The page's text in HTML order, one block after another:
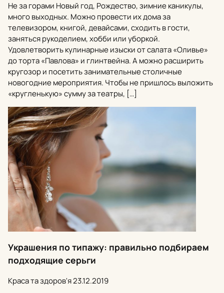
Не за горами Новый год, Рождество, зимние каникулы,
много выходных. Можно провести их дома за
телевизором, книгой, девайсами, сходить в гости,
заняться рукоделием, хобби или уборкой.
Удовлетворить кулинарные изыски от салата «Оливье»
до торта «Павлова» и глинтвейна. А можно расширить
кругозор и посетить занимательные столичные
новогодние мероприятия. Чтобы не пришлось выложить
«кругленькую» сумму за театры, […]
Украшения по типажу: правильно подбираем
подходящие серьги
Краса та здоров'я23.12.2019